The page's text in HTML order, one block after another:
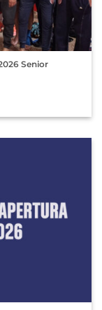
Senior